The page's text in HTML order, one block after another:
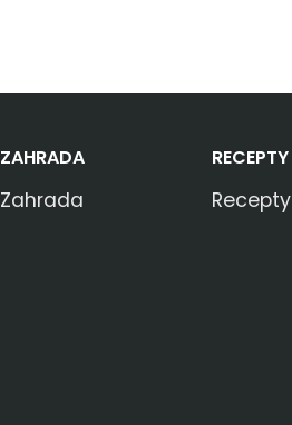
ZAHRADA
Zahrada
RECEPTY
Recepty